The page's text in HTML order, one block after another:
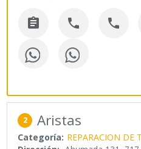
  
2 Aristas
Categoría: REPARACION DE